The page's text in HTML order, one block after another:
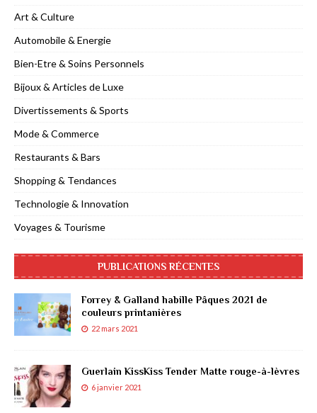
Art & Culture
Automobile & Energie
Bien-Etre & Soins Personnels
Bijoux & Articles de Luxe
Divertissements & Sports
Mode & Commerce
Restaurants & Bars
Shopping & Tendances
Technologie & Innovation
Voyages & Tourisme
PUBLICATIONS RÉCENTES
Forrey & Galland habille Pâques 2021 de
couleurs printanières
22 mars 2021
Guerlain KissKiss Tender Matte rouge-à-lèvres
6 janvier 2021